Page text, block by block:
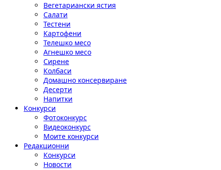
Вегетариански ястия
Салати
Тестени
Картофени
Телешко месо
Агнешко месо
Сирене
Колбаси
Домашно консервиране
Десерти
Напитки
Конкурси
Фотоконкурс
Видеоконкурс
Моите конкурси
Редакционни
Конкурси
Новости